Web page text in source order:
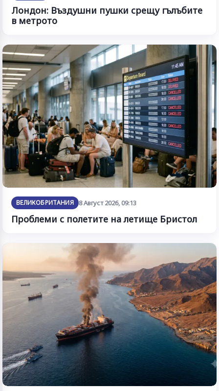
Лондон: Въздушни пушки срещу гълъбите
в метрото
ВЕЛИКОБРИТАНИЯ 8 Август 2026, 09:13
Проблеми с полетите на летище Бристол